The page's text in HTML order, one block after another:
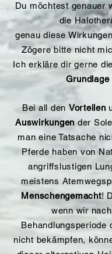
Du möchtest genauer
die
genau diese
Zögere bitte nicht
Ich erkläre dir gerne die
Grundlage
Bei all den Vorteilen
Auswirkungender
man eine Tatsache
Pferde haben von
angriffslustigen
meistens
Menschengemacht!
wenn wir
Behandlungsperiode
nicht bekämpfen,